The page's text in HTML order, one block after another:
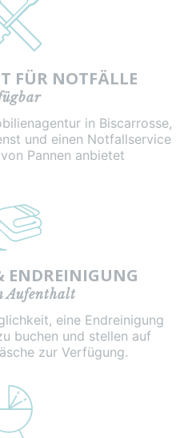
FÜR NOTFÄLLE
in Biscarrosse,
und einen Notfallservice
Pannen anbietet
ENDREINIGUNG
Aufenthalt
eine Endreinigung
buchen und stellen auf
zur Verfügung.